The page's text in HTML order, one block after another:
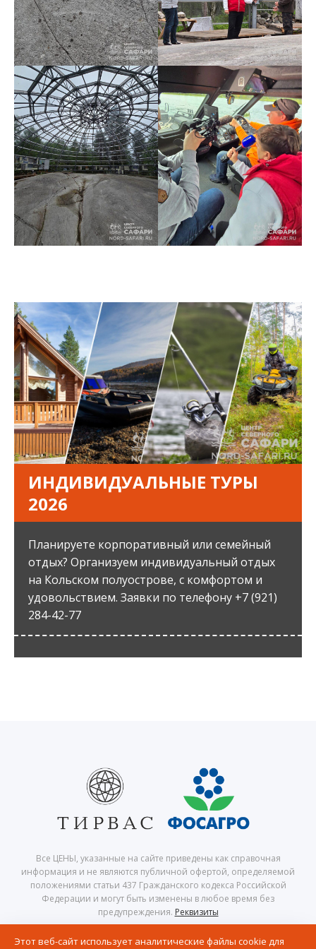
ИНДИВИДУАЛЬНЫЕ ТУРЫ
2026
Планируете корпоративный или семейный
отдых? Организуем индивидуальный отдых
на Кольском полуострове, с комфортом и
удовольствием. Заявки по телефону +7 (921)
284-42-77
Все ЦЕНЫ, указанные на сайте приведены как справочная
информация и не являются публичной офертой, определяемой
положениями статьи 437 Гражданского кодекса Российской
Федерации и могут быть изменены в любое время без
предупреждения. Реквизиты
Мурманская область, Кольский полуостров
Этот веб-сайт использует аналитические файлы cookie для